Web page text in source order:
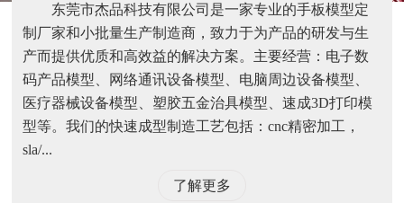
东莞市杰品科技有限公司是一家专业的手板模型定
制厂家和小批量生产制造商，致力于为产品的研发与生
产而提供优质和高效益的解决方案。主要经营：电子数
码产品模型、网络通讯设备模型、电脑周边设备模型、
医疗器械设备模型、塑胶五金治具模型、速成3D打印模
型等。我们的快速成型制造工艺包括：cnc精密加工，
sla/...
了解更多